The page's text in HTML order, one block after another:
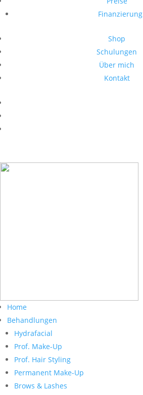
Finanzierung
Shop
Schulungen
Über mich
Kontakt
Home
Behandlungen
Hydrafacial
Prof. Make-Up
Prof. Hair Styling
Permanent Make-Up
Brows & Lashes